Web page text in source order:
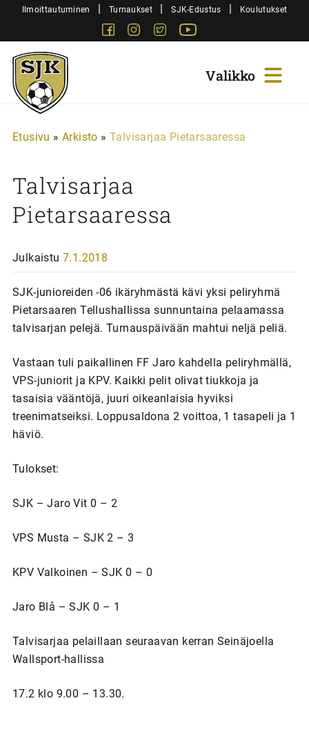
SiirryIlmoittautuminen | Turnaukset | SJK-Edustus | Koulutukset
FacebookInstagram
Twitter
Sjk-
Juniorit
Etusivu » Arkisto » Talvisarjaa Pietarsaaressa
Talvisarjaa
Pietarsaaressa
Julkaistu 7.1.2018
SJK-junioreiden -06 ikäryhmästä kävi yksi peliryhmä
Pietarsaaren Tellushallissa sunnuntaina pelaamassa
talvisarjan pelejä. Turnauspäivään mahtui neljä peliä.
Vastaan tuli paikallinen FF Jaro kahdella peliryhmällä,
VPS-juniorit ja KPV. Kaikki pelit olivat tiukkoja ja
tasaisia vääntöjä, juuri oikeanlaisia hyviksi
treenimatseiksi. Loppusaldona 2 voittoa, 1 tasapeli ja 1
häviö.
Tulokset:
SJK – Jaro Vit 0 – 2
VPS Musta – SJK 2 – 3
KPV Valkoinen – SJK 0 – 0
Jaro Blå – SJK 0 – 1
Talvisarjaa pelaillaan seuraavan kerran Seinäjoella
Wallsport-hallissa
17.2 klo 9.00 – 13.30.